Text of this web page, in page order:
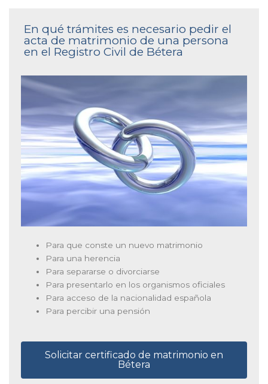
En qué trámites es necesario pedir el
acta de matrimonio de una persona
en el Registro Civil de Bétera
Para que conste un nuevo matrimonio
Para una herencia
Para separarse o divorciarse
Para presentarlo en los organismos oficiales
Para acceso de la nacionalidad española
Para percibir una pensión
Solicitar certificado de matrimonio en
Bétera